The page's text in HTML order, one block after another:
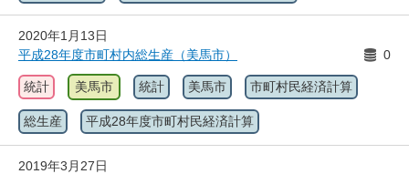
2020年1月13日
平成28年度市町村内総生産（美馬市）
0
統計 美馬市 統計 美馬市 市町村民経済計算
総生産 平成28年度市町村民経済計算
2019年3月27日